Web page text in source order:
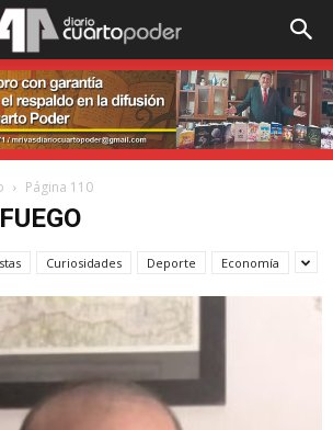
Página 110
Curiosidades Deporte Economía